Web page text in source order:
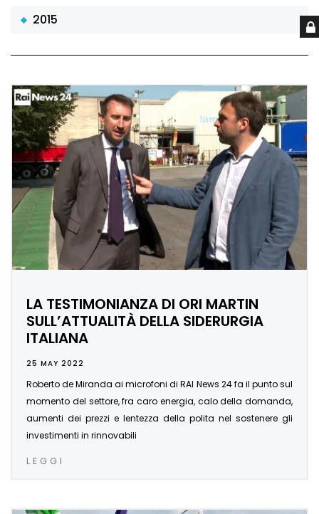
2015
LA TESTIMONIANZA DI ORI MARTIN
SULL’ATTUALITÀ DELLA SIDERURGIA
ITALIANA
25 MAY 2022
Roberto de Miranda ai microfoni di RAI News 24 fa il punto sul
momento del settore, fra caro energia, calo della domanda,
aumenti dei prezzi e lentezza della polita nel sostenere gli
investimenti in rinnovabili
LEGGI